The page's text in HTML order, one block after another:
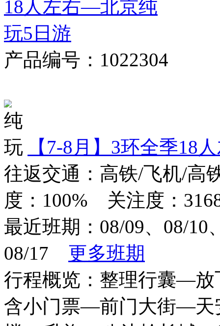
产品编号：1022304
【7-8月】3环全季18
往返交通：高铁/飞机/
度：100% 关注度：
最近班期：08/09、08/10
08/17 更多班期
行程概览：整理行囊—
含小门票—前门大街—